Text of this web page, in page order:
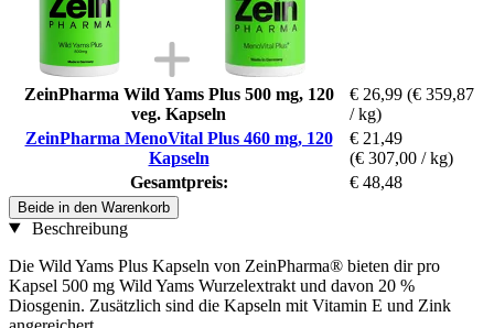
ZeinPharma Wild Yams Plus 500 mg, 120
veg. Kapseln
€ 26,99 (€ 359,87
/ kg)
ZeinPharma MenoVital Plus 460 mg, 120
Kapseln
€ 21,49
(€ 307,00 / kg)
Gesamtpreis:
€ 48,48
Beide in den Warenkorb
Beschreibung
Die Wild Yams Plus Kapseln von ZeinPharma® bieten dir pro
Kapsel 500 mg Wild Yams Wurzelextrakt und davon 20 %
Diosgenin. Zusätzlich sind die Kapseln mit Vitamin E und Zink